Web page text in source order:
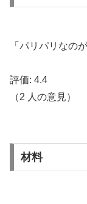
「パリパリなの
評価: 4.4
（2 人の意見）
材料